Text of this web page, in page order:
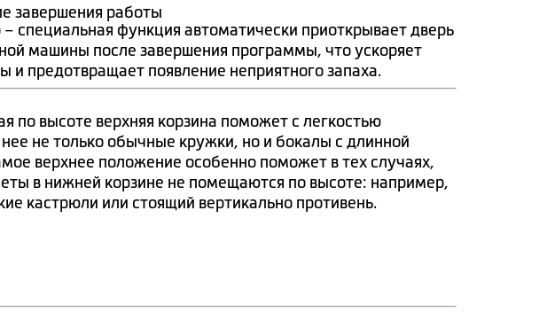
завершения работы
– специальная функция автоматически приоткрывает дверь
машины после завершения программы, что ускоряет
и предотвращает появление неприятного запаха.
по высоте верхняя корзина поможет с легкостью
нее не только обычные кружки, но и бокалы с длинной
верхнее положение особенно поможет в тех случаях,
в нижней корзине не помещаются по высоте: например,
кастрюли или стоящий вертикально противень.